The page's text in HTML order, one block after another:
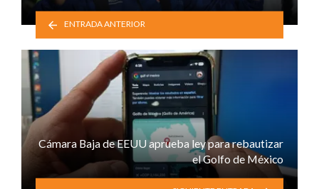
ENTRADA ANTERIOR
Cámara Baja de EEUU aprueba ley para rebautizar
el Golfo de México